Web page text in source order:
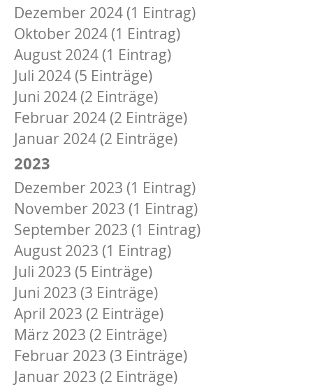
Dezember 2024 (1 Eintrag)
Oktober 2024 (1 Eintrag)
August 2024 (1 Eintrag)
Juli 2024 (5 Einträge)
Juni 2024 (2 Einträge)
Februar 2024 (2 Einträge)
Januar 2024 (2 Einträge)
2023
Dezember 2023 (1 Eintrag)
November 2023 (1 Eintrag)
September 2023 (1 Eintrag)
August 2023 (1 Eintrag)
Juli 2023 (5 Einträge)
Juni 2023 (3 Einträge)
April 2023 (2 Einträge)
März 2023 (2 Einträge)
Februar 2023 (3 Einträge)
Januar 2023 (2 Einträge)